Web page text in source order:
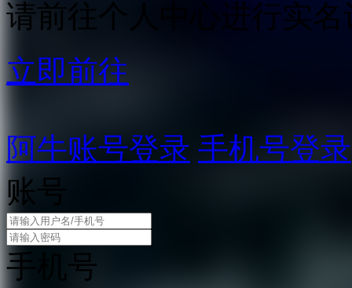
请前往个人中心进行实名
立即前往
阿牛账号登录 手机号登录
账号
手机号